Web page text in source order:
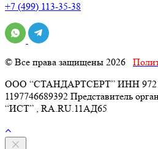
+7 (499) 113-35-38
© Все права защищены 2026
ООО “СТАНДАРТСЕРТ” ИНН
1197746689392 Представитель
“ИСТ” , RA.RU.11АД65